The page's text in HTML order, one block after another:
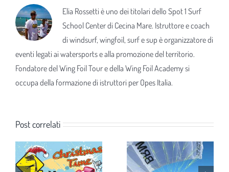
Elia Rossetti è uno dei titolari dello Spot 1 Surf
School Center di Cecina Mare. Istruttore e coach
di windsurf, wingfoil, surf e sup è organizzatore di
eventi legati ai watersports e alla promozione del territorio.
Fondatore del Wing Foil Tour e della Wing Foil Academy si
occupa della formazione di istruttori per Opes Italia.
Post correlati